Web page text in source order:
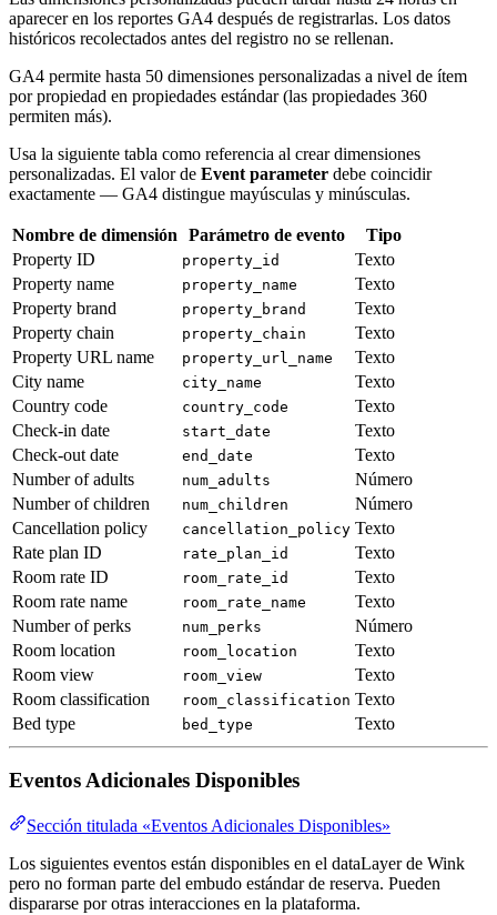
aparecer en los reportes GA4 después de registrarlas. Los datos
históricos recolectados antes del registro no se rellenan.
GA4 permite hasta 50 dimensiones personalizadas a nivel de ítem
por propiedad en propiedades estándar (las propiedades 360
permiten más).
Usa la siguiente tabla como referencia al crear dimensiones
personalizadas. El valor de Event parameter debe coincidir
exactamente — GA4 distingue mayúsculas y minúsculas.
Nombre de dimensión Parámetro de evento
Tipo
Property ID
property_id
Texto
Property name
property_name
Texto
Property brand
property_brand
Texto
Property chain
property_chain
Texto
Property URL name
property_url_name
Texto
City name
city_name
Texto
Country code
country_code
Texto
Check-in date
start_date
Texto
Check-out date
end_date
Texto
Number of adults
num_adults
Número
Number of children
num_children
Número
Cancellation policy
cancellation_policy Texto
Rate plan ID
rate_plan_id
Texto
Room rate ID
room_rate_id
Texto
Room rate name
room_rate_name
Texto
Number of perks
num_perks
Número
Room location
room_location
Texto
Room view
room_view
Texto
Room classification
room_classification Texto
Bed type
bed_type Texto
Eventos Adicionales Disponibles
Sección titulada «Eventos Adicionales Disponibles»
Los siguientes eventos están disponibles en el dataLayer de Wink
pero no forman parte del embudo estándar de reserva. Pueden
dispararse por otras interacciones en la plataforma.